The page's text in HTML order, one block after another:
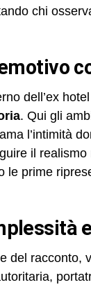
chi
dell’ex
. Qui gli
l’intimità
il
le prime
del racconto,